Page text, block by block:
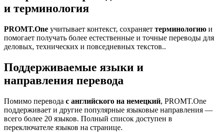
и терминология
PROMT.One учитывает контекст, сохраняет терминологию и
помогает получать более естественные и точные переводы для
деловых, технических и повседневных текстов..
Поддерживаемые языки и
направления перевода
Помимо перевода с английского на немецкий, PROMT.One
поддерживает и другие популярные языковые направления —
всего более 20 языков. Полный список доступен в
переключателе языков на странице.